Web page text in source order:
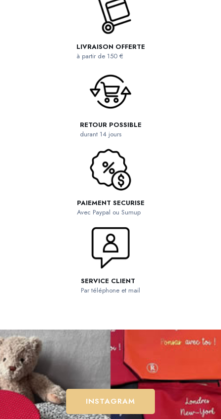
LIVRAISON OFFERTE
à partir de 150 €
RETOUR POSSIBLE
durant 14 jours
PAIEMENT SECURISE
Avec Paypal ou Sumup
SERVICE CLIENT
Par téléphone et mail
INSTAGRAM